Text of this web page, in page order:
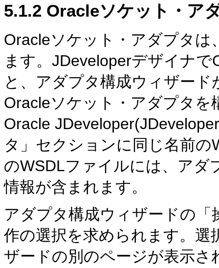
5.1.2 Oracleソケット・ア
Oracleソケット・アダプタは
ます。JDeveloperデザイナ
と、アダプタ構成ウィザー
Oracleソケット・アダプタを
Oracle
タ」セクションに同じ名前
のWSDLファイルには、アダ
情報が含まれます。
アダプタ構成ウィザードの
作の選択を求められます。選
ザードの別のページが表示